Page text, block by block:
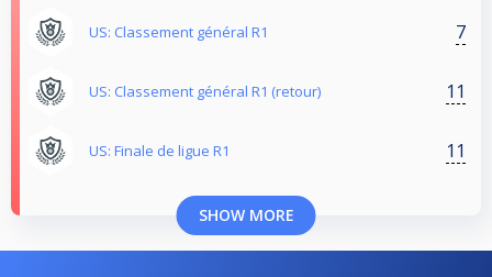
US: Classement général R1 7
US: Classement général R1 (retour) 11
US: Finale de ligue R1 11
SHOW MORE